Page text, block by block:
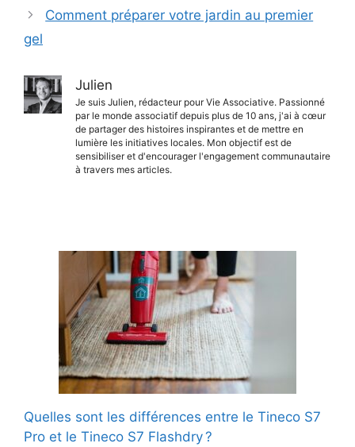
Comment préparer votre jardin au premier
gel
Julien
Je suis Julien, rédacteur pour Vie Associative. Passionné
par le monde associatif depuis plus de 10 ans, j'ai à cœur
de partager des histoires inspirantes et de mettre en
lumière les initiatives locales. Mon objectif est de
sensibiliser et d'encourager l'engagement communautaire
à travers mes articles.
Quelles sont les différences entre le Tineco S7
Pro et le Tineco S7 Flashdry ?